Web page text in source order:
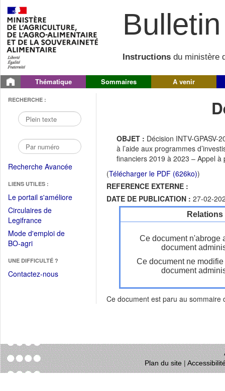
Instructions du ministère
Thématique Sommaires A venir
RECHERCHE :
Recherche Avancée
LIENS UTILES :
Le portail s'améliore(Fichier
Circulaires de
Legifrance(Ouvrir
dans
une
fenêtre)
Mode d'emploi de
BO-agri(Ouvrir
une
nouvelle
UNE DIFFICULTÉ ?
Contactez-nous
OBJET : Décision INTV-GPASV-
à l’aide aux programmes
financiers 2019 à 2023 – Appel à
(Télécharger le PDF (626ko))
REFERENCE EXTERNE :
DATE DE PUBLICATION : 27-02-
Ce document n'abroge
document
Ce document ne
document
Ce document est paru au sommaire
Plan du site|